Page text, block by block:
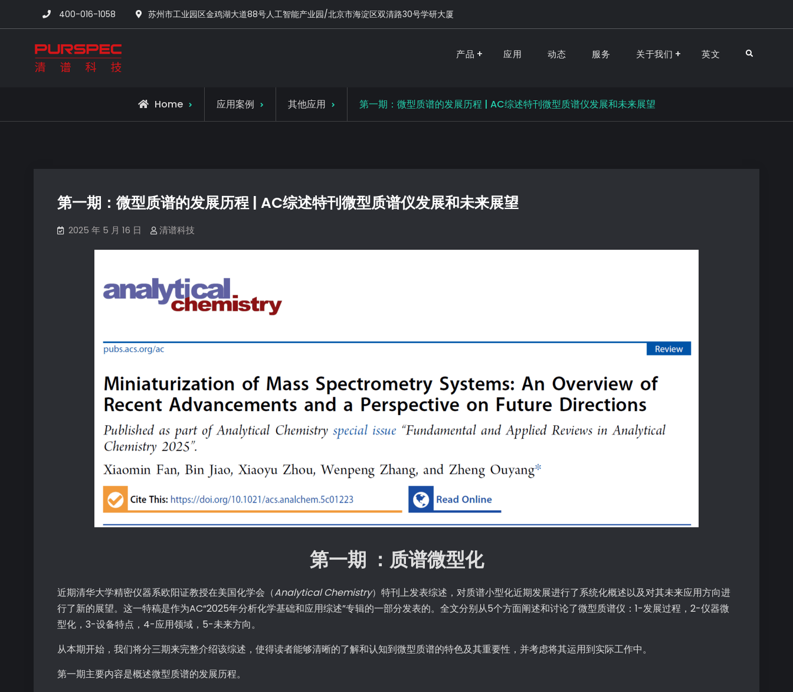
400-016-1058 苏州市工业园区金鸡湖大道88号人工智能产业园/北京市海淀区双清路30号学研大厦
清谱科技中国官网-PURSPEC-让人类生活更美好更健康
产品 应用 动态 服务 关于我们 英文
Home 应用案例 其他应用 第一期：微型质谱的发展历程 | AC综述特刊微型质谱仪发展和未来展望
第一期：微型质谱的发展历程 | AC综述特刊微型质谱仪发展和未来展望
2025 年 5 月 16 日 清谱科技
第一期 ：质谱微型化
近期清华大学精密仪器系欧阳证教授在美国化学会（Analytical Chemistry）特刊上发表综述，对质谱小型化近期发展进行了系统化概述以及对其未来应用方向进
行了新的展望。这一特稿是作为AC“2025年分析化学基础和应用综述”专辑的一部分发表的。全文分别从5个方面阐述和讨论了微型质谱仪：1-发展过程，2-仪器微
型化，3-设备特点，4-应用领域，5-未来方向。
从本期开始，我们将分三期来完整介绍该综述，使得读者能够清晰的了解和认知到微型质谱的特色及其重要性，并考虑将其运用到实际工作中。
第一期主要内容是概述微型质谱的发展历程。